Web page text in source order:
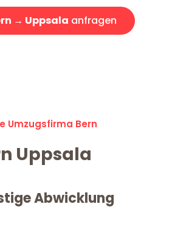
→ Uppsala anfragen
Umzugsfirma Bern
Uppsala
Abwicklung